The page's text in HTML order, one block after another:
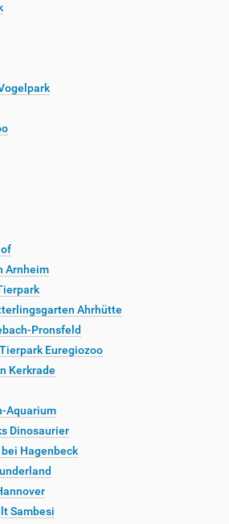
Arnheim
Ahrhütte
Pronsfeld
Euregiozoo
Kerkrade
Aquarium
Dinosaurier
Hagenbeck
Sambesi